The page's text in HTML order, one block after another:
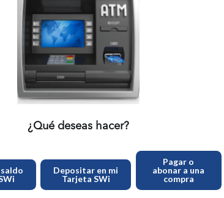
¿Qué deseas hacer?
Depositar en mi
Tarjeta SWi
Pagar o
abonar a una
compra